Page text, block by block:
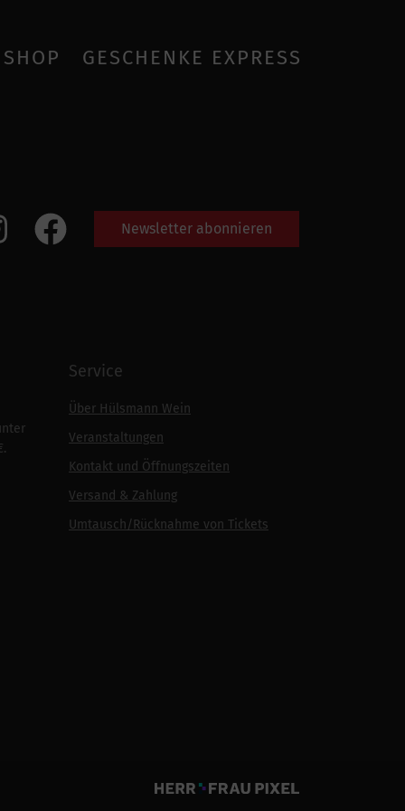
SHOP GESCHENKE EXPRESS
Newsletter abonnieren
Service
Über Hülsmann Wein
Veranstaltungen
Kontakt und Öffnungszeiten
Versand & Zahlung
Umtausch/Rücknahme von Tickets